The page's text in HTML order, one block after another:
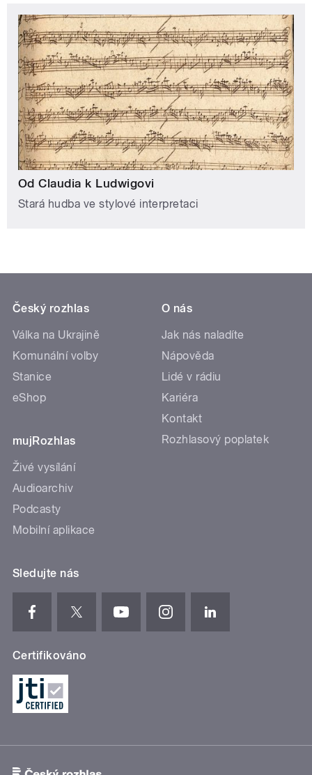
Od Claudia k Ludwigovi
Stará hudba ve stylové interpretaci
Český rozhlas
Válka na Ukrajině
Komunální volby
Stanice
eShop
mujRozhlas
Živé vysílání
Audioarchiv
Podcasty
Mobilní aplikace
O nás
Jak nás naladíte
Nápověda
Lidé v rádiu
Kariéra
Kontakt
Rozhlasový poplatek
Sledujte nás
Certifikováno